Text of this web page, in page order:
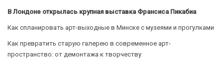
В Лондоне открылась крупная выставка Франсиса Пикабиа
Как спланировать арт-выходные в Минске с музеями и прогулками
Как превратить старую галерею в современное арт-
пространство: от демонтажа к творчеству